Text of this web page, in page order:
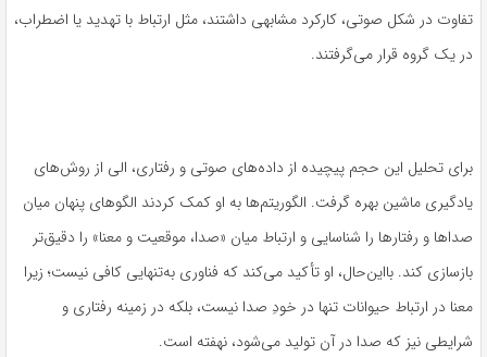
تفاوت در شکل صوتی، کارکرد مشابهی داشتند، مثل ارتباط با تهدید یا اضطراب،
در یک گروه قرار می‌گرفتند.
برای تحلیل این حجم پیچیده از داده‌های صوتی و رفتاری، الی از روش‌های
یادگیری ماشین بهره گرفت. الگوریتم‌ها به او کمک کردند الگوهای پنهان میان
صداها و رفتارها را شناسایی و ارتباط میان «صدا، موقعیت و معنا» را دقیق‌تر
بازسازی کند. با‌این‌حال، او تأکید می‌کند که فناوری به‌تنهایی کافی نیست؛ زیرا
معنا در ارتباط حیوانات تنها در خودِ صدا نیست، بلکه در زمینه رفتاری و
شرایطی نیز که صدا در آن تولید می‌شود، نهفته است.